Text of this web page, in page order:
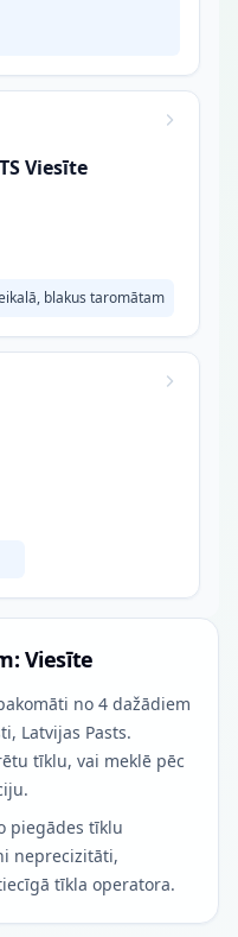
Viesīte
blakus taromātam
Viesīte
no 4 dažādiem
Latvijas Pasts.
tīklu, vai meklē pēc
piegādes tīklu
neprecizitāti,
tīkla operatora.